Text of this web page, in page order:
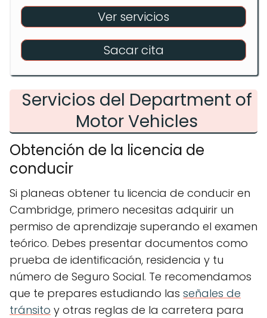
Ver servicios
Sacar cita
Servicios del Department of
Motor Vehicles
Obtención de la licencia de
conducir
Si planeas obtener tu licencia de conducir en
Cambridge, primero necesitas adquirir un
permiso de aprendizaje superando el examen
teórico. Debes presentar documentos como
prueba de identificación, residencia y tu
número de Seguro Social. Te recomendamos
que te prepares estudiando las señales de
tránsito y otras reglas de la carretera para